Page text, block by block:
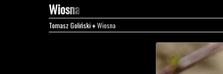
Wiosna
Tomasz Goliński♦ Wiosna